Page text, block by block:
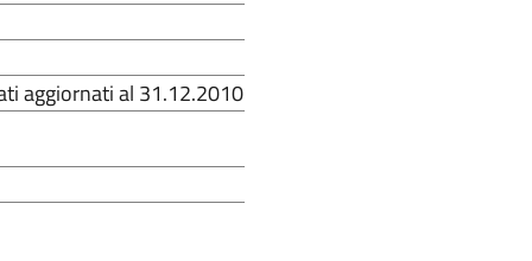
aggiornati al 31.12.2010